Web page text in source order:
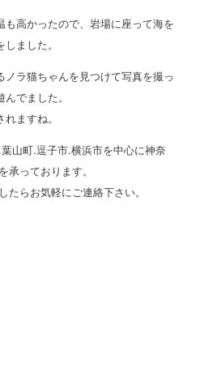
も高かったので、岩場に座って海を
ました。
ラ猫ちゃんを見つけて写真を撮っ
でました。
ますね。
山町.逗子市.横浜市を中心に神奈
承っております。
たらお気軽にご連絡下さい。